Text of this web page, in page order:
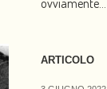
ARTICOLO